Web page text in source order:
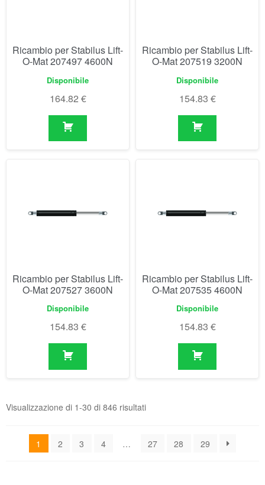
Ricambio per Stabilus Lift-
O-Mat 207497 4600N
Disponibile
164.82 €
Ricambio per Stabilus Lift-
O-Mat 207519 3200N
Disponibile
154.83 €
Ricambio per Stabilus Lift-
O-Mat 207527 3600N
Disponibile
154.83 €
Ricambio per Stabilus Lift-
O-Mat 207535 4600N
Disponibile
154.83 €
Visualizzazione di 1-30 di 846 risultati
1 2 3 4 … 27 28 29